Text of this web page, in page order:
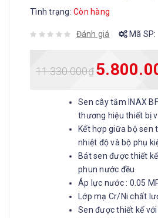
Tình trạng: Còn hàng
Đánh giá Mã SP:
11.330.000₫
Sen cây tắm INAX
thương hiệu thiết bị
Kết hợp giữa bộ sen
nhiệt độ và bộ phụ
Bát sen được thiết
phun nước đều
Áp lực nước : 0.05
Lớp mạ Cr/Ni chất
Sen được thiết kế